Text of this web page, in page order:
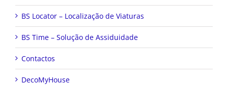
BS Locator – Localização de Viaturas
BS Time – Solução de Assiduidade
Contactos
DecoMyHouse